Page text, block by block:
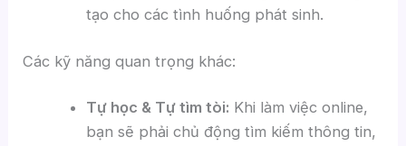
tạo cho các tình huống phát sinh.
Các kỹ năng quan trọng khác:
Tự học & Tự tìm tòi: Khi làm việc online,
bạn sẽ phải chủ động tìm kiếm thông tin,